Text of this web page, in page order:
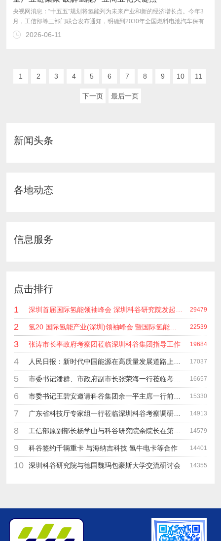
2026-06-11
1 2 3 4 5 6 7 8 9 10 11
下一页 最后一页
新闻头条
各地动态
信息服务
点击排行
1 深圳首届国际氢能领袖峰会 深圳科谷研究院发起主办 在深能源集团成功召开 会上相关单位 研发机构 龙头企业等签约合作 29479
2 氢20 国际氢能产业(深圳)领袖峰会 暨国际氢能产业链展览会 22539
3 张涛市长率政府考察团莅临深圳科谷集团指导工作 19684
4 人民日报：新时代中国能源在高质量发展道路上奋勇前进 17037
5 市委书记潘群、市政府副市长张荣海一行莅临考察指导工作 16657
6 市委书记王碧安邀请科谷集团余一平主席一行前往工业转移园考察合作 15330
7 广东省科技厅专家组一行莅临深圳科谷考察调研“未来能源中心”项目 14913
8 工信部原副部长杨学山与科谷研究院余院长在第九届中电博览会交流 14579
9 科谷签约千辆重卡 与海纳吉科技 氢牛电卡等合作 14401
10 深圳科谷研究院与德国魏玛包豪斯大学交流研讨会 14355